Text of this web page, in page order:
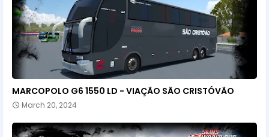
MARCOPOLO G6 1550 LD - VIAÇÃO SÃO CRISTÓVÃO
March 20, 2024